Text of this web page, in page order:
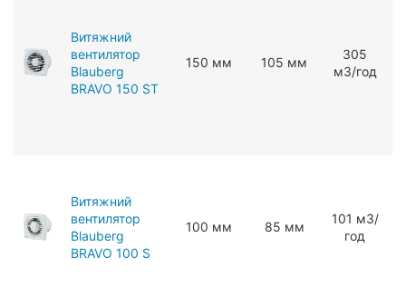
Витяжний
вентилятор
Blauberg
BRAVO 150 ST
150 мм 105 мм
305
мЗ/год
Витяжний
вентилятор
Blauberg
BRAVO 100 S
100 мм 85 мм
101 мЗ/
год